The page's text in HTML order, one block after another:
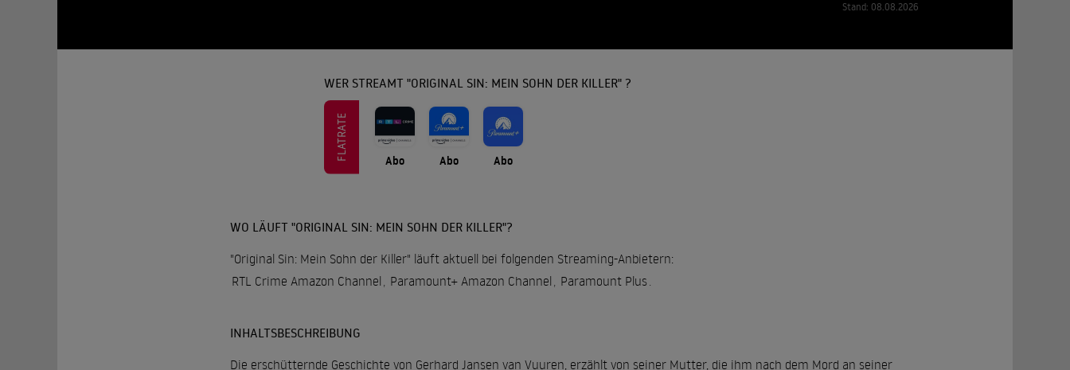
Stand: 08.08.2026
WER STREAMT "ORIGINAL SIN: MEIN SOHN DER KILLER" ?
FLATRATE Abo Abo Abo
WO LÄUFT "ORIGINAL SIN: MEIN SOHN DER KILLER"?
"Original Sin: Mein Sohn der Killer" läuft aktuell bei folgenden Streaming-Anbietern:
RTL Crime Amazon Channel
Paramount+ Amazon Channel Paramount Plus
INHALTSBESCHREIBUNG
Die erschütternde Geschichte von Gerhard Jansen van Vuuren, erzählt von seiner Mutter, die ihm nach dem Mord an seiner